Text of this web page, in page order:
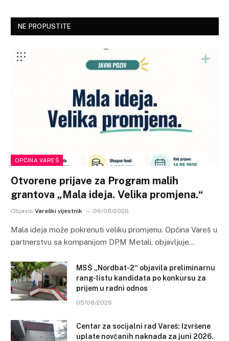
NE PROPUSTITE
OPĆINA VAREŠ
Otvorene prijave za Program malih
grantova „Mala ideja. Velika promjena.“
Objavio Vareški vijestnik 06/08/2026
Mala ideja može pokrenuti veliku promjenu. Općina Vareš u
partnerstvu sa kompanijom DPM Metali, objavljuje…
MSŠ „Nordbat-2“ objavila preliminarnu
rang-listu kandidata po konkursu za
prijem u radni odnos
05/08/2026
Centar za socijalni rad Vareš: Izvršene
uplate novčanih naknada za juni 2026.